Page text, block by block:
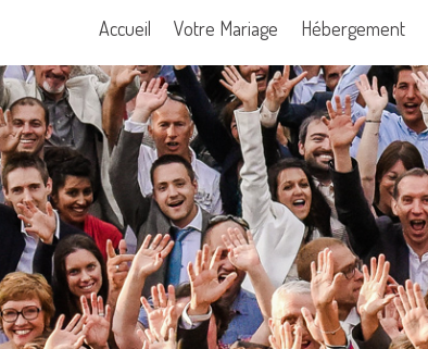
content
Accueil Votre Mariage Hébergement